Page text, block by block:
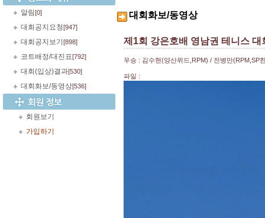
알림[0]
대회공지요청[947]
대회공지보기 [898]
코트배정/대진표[792]
대회(입상)결과[530]
대회화보/동영상[536]
회원보기
가입하기
대회화보/동영상
제1회 강은호배 영남권 테니스 대
우승 : 김수현(양산위드,RPM) / 전병만(RPM,SP
파일 :